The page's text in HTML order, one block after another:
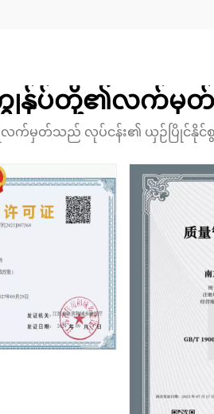
န်ုပ်တို့၏လက်မှတ်မ
မှတ်သည် လုပ်ငန်း၏ ယှဉ်ပြိုင်နိုင်စွ